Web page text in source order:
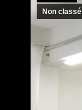
Non classé